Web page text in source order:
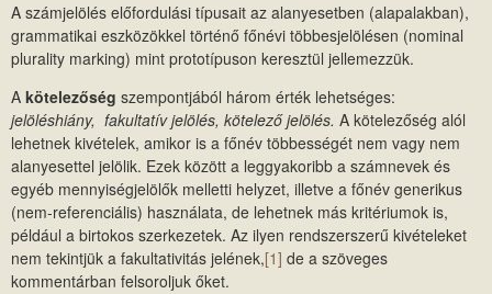
e
n
u
A számjelölés előfordulási típusait az alanyesetben (alapalakban),
grammatikai eszközökkel történő főnévi többesjelölésen (nominal
plurality marking) mint prototípuson keresztül jellemezzük.
A kötelezőség szempontjából három érték lehetséges:
jelöléshiány, fakultatív jelölés, kötelező jelölés. A kötelezőség alól
lehetnek kivételek, amikor is a főnév többességét nem vagy nem
alanyesettel jelölik. Ezek között a leggyakoribb a számnevek és
egyéb mennyiségjelölők melletti helyzet, illetve a főnév generikus
(nem-referenciális) használata, de lehetnek más kritériumok is,
például a birtokos szerkezetek. Az ilyen rendszerszerű kivételeket
nem tekintjük a fakultativitás jelének,[1] de a szöveges
kommentárban felsoroljuk őket.